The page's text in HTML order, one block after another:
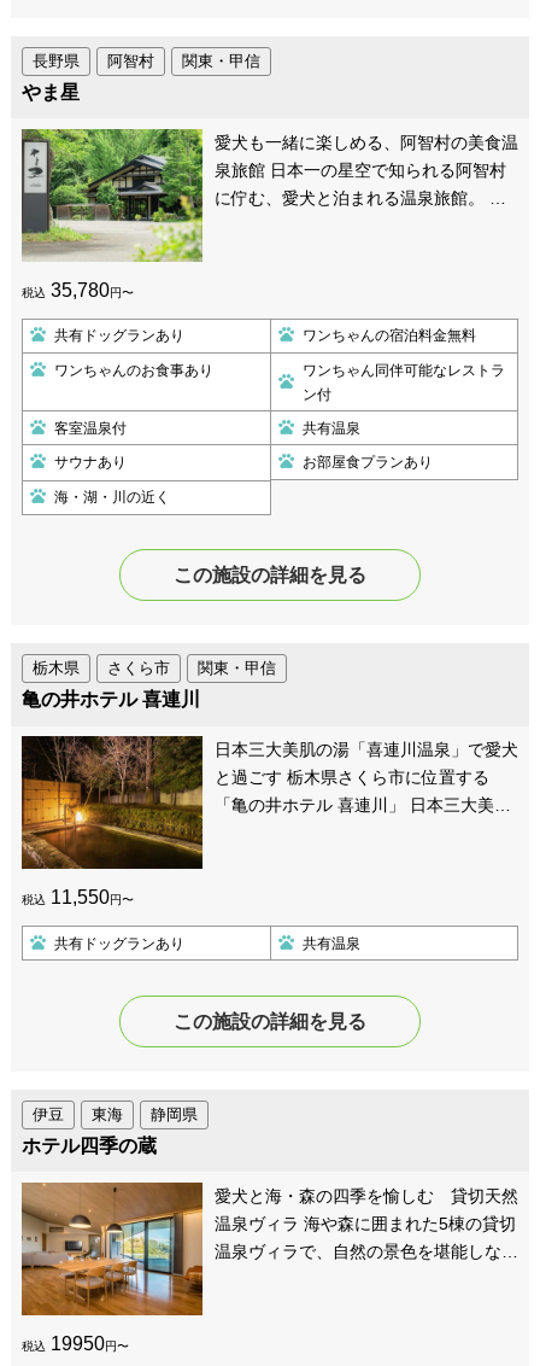
阿智村 関東・甲信
長野県
やま星
愛犬も一緒に楽しめる、阿智村の美食温
泉旅館 日本一の星空で知られる阿智村
に佇む、愛犬と泊まれる温泉旅館。 …
税込 35,780円〜
共有ドッグランあり ワンちゃんの宿泊料金無料
ワンちゃんのお食事あり
ワンちゃん同伴可能なレストラ
ン付
客室温泉付 共有温泉
サウナあり お部屋食プランあり
海・湖・川の近く
この施設の詳細を見る
さくら市 関東・甲信
栃木県
亀の井ホテル 喜連川
日本三大美肌の湯「喜連川温泉」で愛犬
と過ごす 栃木県さくら市に位置する
「亀の井ホテル 喜連川」 日本三大美…
税込 11,550円〜
共有ドッグランあり 共有温泉
この施設の詳細を見る
東海 静岡県
伊豆
ホテル四季の蔵
愛犬と海・森の四季を愉しむ 貸切天然
温泉ヴィラ 海や森に囲まれた5棟の貸切
温泉ヴィラで、自然の景色を堪能しな…
税込 19950円〜